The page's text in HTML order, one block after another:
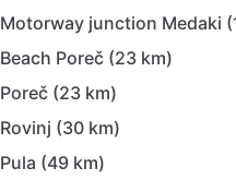
Motorway junction Medaki
Beach Poreč (23 km)
Poreč (23 km)
Rovinj (30 km)
Pula (49 km)